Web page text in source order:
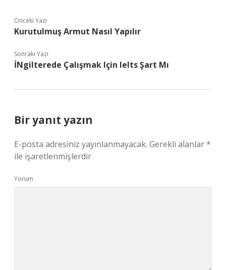
Önceki Yazı
Kurutulmuş Armut Nasıl Yapılır
Sonraki Yazı
İNgilterede Çalışmak Için Ielts Şart Mı
Bir yanıt yazın
E-posta adresiniz yayınlanmayacak. Gerekli alanlar*
ile işaretlenmişlerdir
Yorum